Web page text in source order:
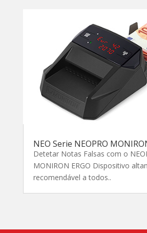
NEO Serie NEOPRO
Detetar Notas Falsas com o
MONIRON ERGO Dispositivo
recomendável a todos..